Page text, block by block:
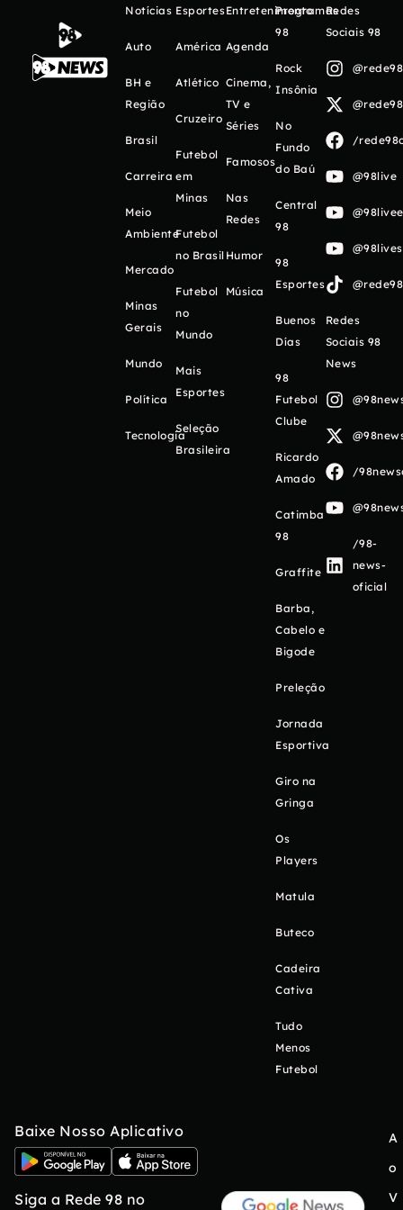
Notícias
Auto
BH e
Região
Brasil
Carreira
Meio
Ambiente
Mercado
Minas
Gerais
Mundo
Política
Tecnologia
Esportes
América
Atlético
Cruzeiro
Futebol
em
Minas
Futebol
no Brasil
Futebol
no
Mundo
Mais
Esportes
Seleção
Brasileira
Entretenimento
Agenda
Cinema,
TV e
Séries
Famosos
Nas
Redes
Humor
Música
Programas
98
Rock
Insônia
No
Fundo
do Baú
Central
98
98
Esportes
Buenos
Días
98
Futebol
Clube
Ricardo
Amado
Catimba
98
Graffite
Barba,
Cabelo e
Bigode
Preleção
Jornada
Esportiva
Giro na
Gringa
Os
Players
Matula
Buteco
Cadeira
Cativa
Tudo
Menos
Futebol
Redes
Sociais 98
/
@98live
Redes
Sociais 98
News
/
/98-
news-
oficial
Baixe Nosso Aplicativo
Siga a Rede 98 no
A
o
V